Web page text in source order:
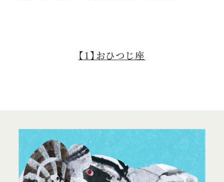
【1】おひつじ座